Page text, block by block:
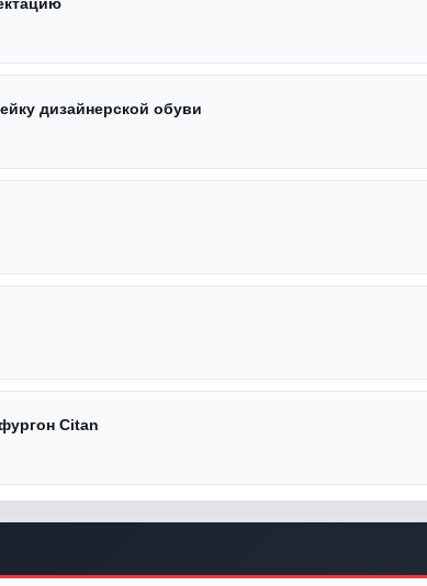
дизайнерской обуви
Citan